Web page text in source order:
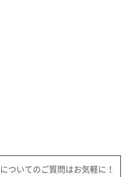
ついてのご質問はお気軽に！